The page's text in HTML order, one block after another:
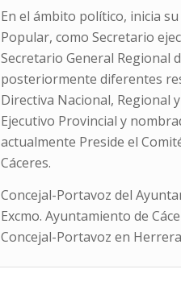
En el ámbito político, inicia
Popular, como Secretario
Secretario General Regional
posteriormente diferentes
Directiva Nacional, Regional
Ejecutivo Provincial y
actualmente Preside el
Cáceres.
Concejal-Portavoz del
Excmo. Ayuntamiento de
Concejal-Portavoz en